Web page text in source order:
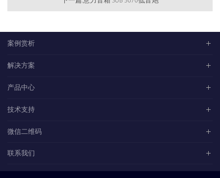
案例赏析
解决方案
产品中心
技术支持
微信二维码
联系我们